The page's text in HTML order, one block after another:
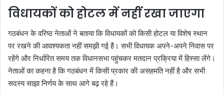
विधायकों को होटल में नहीं रखा जाएगा
गठबंधन के वरिष्ठ नेताओं ने बताया कि विधायकों को किसी होटल या विशेष स्थान
पर रखने की आवश्यकता नहीं समझी गई है। सभी विधायक अपने-अपने निवास पर
रहेंगे और निर्धारित समय तक विधानसभा पहुंचकर मतदान प्रक्रिया में हिस्सा लेंगे।
नेताओं का कहना है कि गठबंधन में किसी प्रकार की असहमति नहीं है और सभी
सदस्य साझा निर्णय के साथ आगे बढ़ रहे हैं।